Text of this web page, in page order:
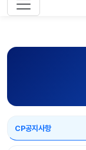
CP공지사항